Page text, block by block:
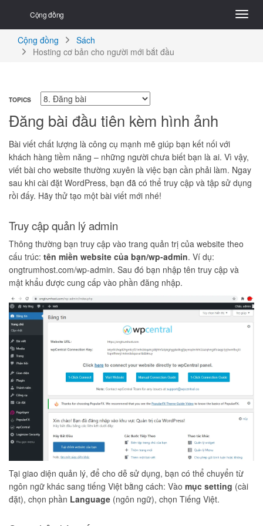
Cộng đồng
Cộng đồng
Sách
Hosting cơ bản cho người mới bắt đầu
TOPICS
Đăng bài đầu tiên kèm hình ảnh
Bài viết chất lượng là công cụ mạnh mẽ giúp bạn kết nối với
khách hàng tiềm năng – những người chưa biết bạn là ai. Vì vậy,
viết bài cho website thường xuyên là việc bạn cần phải làm. Ngay
sau khi cài đặt WordPress, bạn đã có thể truy cập và tập sử dụng
rồi đấy. Hãy thử tạo một bài viết mới nhé!
Truy cập quản lý admin
Thông thường bạn truy cập vào trang quản trị của website theo
cấu trúc: tên miền website của bạn/wp-admin. Ví dụ:
ongtrumhost.com/wp-admin. Sau đó bạn nhập tên truy cập và
mật khẩu được cung cấp vào phần đăng nhập.
Tại giao diện quản lý, để cho dễ sử dụng, bạn có thể chuyển từ
ngôn ngữ khác sang tiếng Việt bằng cách: Vào mục setting (cài
đặt), chọn phần Language (ngôn ngữ), chọn Tiếng Việt.